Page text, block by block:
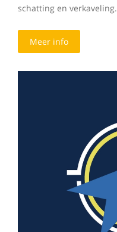
schatting en verkaveling.
Meer info